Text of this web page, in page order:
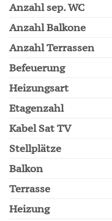
Anzahl sep. WC
Anzahl Balkone
Anzahl Terrassen
Befeuerung
Heizungsart
Etagenzahl
Kabel Sat TV
Stellplätze
Balkon
Terrasse
Heizung